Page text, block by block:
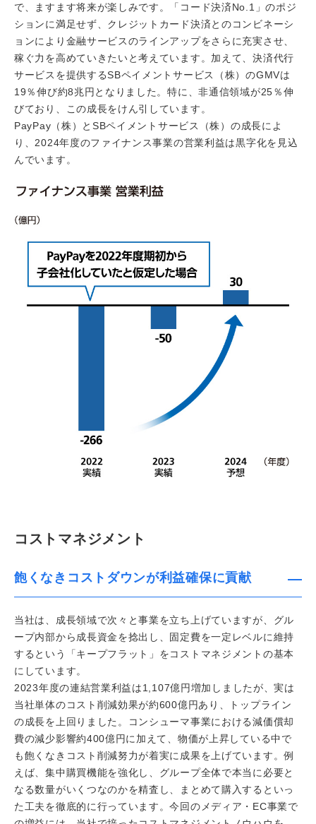
で、ますます将来が楽しみです。「コード決済No.1」のポジ
ションに満足せず、クレジットカード決済とのコンビネーシ
ョンにより金融サービスのラインアップをさらに充実させ、
稼ぐ力を高めていきたいと考えています。加えて、決済代行
サービスを提供するSBペイメントサービス（株）のGMVは
19％伸び約8兆円となりました。特に、非通信領域が25％伸
びており、この成長をけん引しています。
PayPay（株）とSBペイメントサービス（株）の成長によ
り、2024年度のファイナンス事業の営業利益は黒字化を見込
んでいます。
コストマネジメント
飽くなきコストダウンが利益確保に貢献
当社は、成長領域で次々と事業を立ち上げていますが、グル
ープ内部から成長資金を捻出し、固定費を一定レベルに維持
するという「キープフラット」をコストマネジメントの基本
にしています。
2023年度の連結営業利益は1,107億円増加しましたが、実は
当社単体のコスト削減効果が約600億円あり、トップライン
の成長を上回りました。コンシューマ事業における減価償却
費の減少影響約400億円に加えて、物価が上昇している中で
も飽くなきコスト削減努力が着実に成果を上げています。例
えば、集中購買機能を強化し、グループ全体で本当に必要と
なる数量がいくつなのかを精査し、まとめて購入するといっ
た工夫を徹底的に行っています。今回のメディア・EC事業で